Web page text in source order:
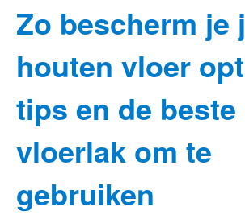
Zo bescherm je
houten vloer
tips en de beste
vloerlak om te
gebruiken